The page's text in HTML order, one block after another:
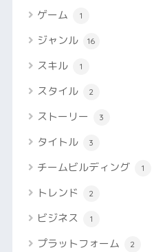
ゲーム 1
ジャンル 16
スキル 1
スタイル 2
ストーリー 3
タイトル 3
チームビルディング 1
トレンド 2
ビジネス 1
プラットフォーム 2